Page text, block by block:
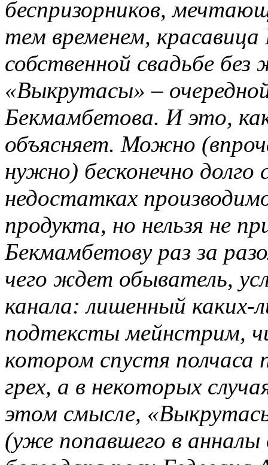
беспризорников,
тем временем,
собственной свадьбе
«Выкрутасы» –
Бекмамбетова. И это,
объясняет. Можно
нужно) бесконечно
недостатках
продукта, но нельзя не
Бекмамбетову раз за
чего ждет обыватель,
канала: лишенный каких-
подтексты мейнстрим,
котором спустя полчаса
грех, а в некоторых
этом смысле,
(уже попавшего в анналы